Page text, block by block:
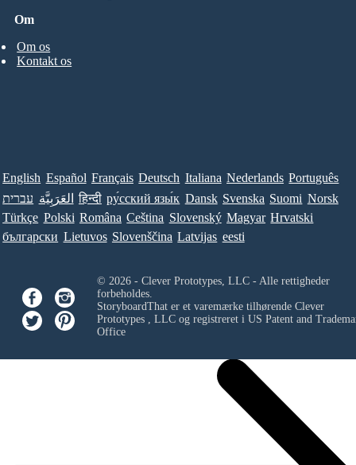
Om
Om os
Kontakt os
English Español Français Deutsch Italiana Nederlands Português
עברית العَرَبِيَّة हिन्दी ру́сский язы́к Dansk Svenska Suomi Norsk
Türkçe Polski Româna Ceština Slovenský Magyar Hrvatski
български Lietuvos Slovenščina Latvijas eesti
© 2026 - Clever Prototypes, LLC - Alle rettigheder
forbeholdes.
StoryboardThat er et varemærke tilhørende Clever
Prototypes , LLCog registreret i US Patent and
Office